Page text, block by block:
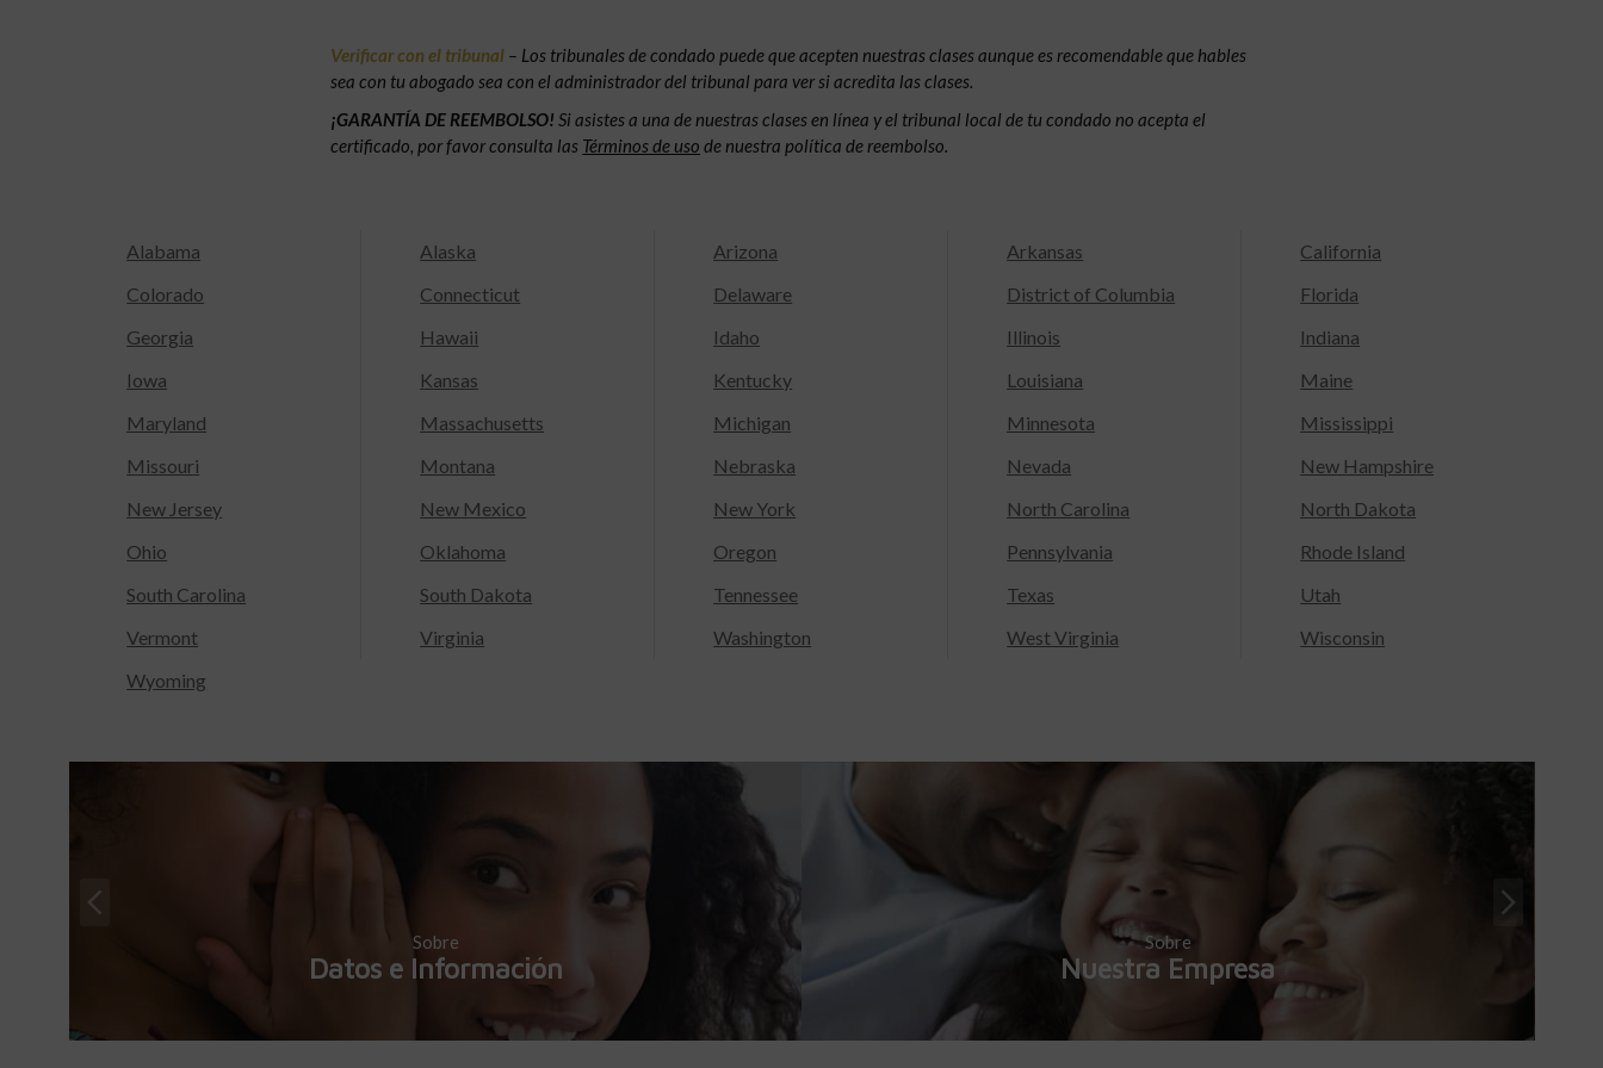
Verificar con el tribunal – Los tribunales de condado puede que acepten nuestras clases aunque es recomendable que hables
sea con tu abogado sea con el administrador del tribunal para ver si acredita las clases.
¡GARANTÍA DE REEMBOLSO! Si asistes a una de nuestras clases en línea y el tribunal local de tu condado no acepta el
certificado, por favor consulta las Términos de uso de nuestra política de reembolso.
Alabama Alaska Arizona Arkansas
California
Colorado
Connecticut Delaware District of Columbia
Florida
Georgia
Hawaii Idaho Illinois
Indiana
Iowa
Kansas Kentucky Louisiana
Maine
Maryland
Massachusetts Michigan Minnesota
Mississippi
Missouri
Montana Nebraska Nevada
New Hampshire
New Jersey
New Mexico New York North Carolina
North Dakota
Ohio
Oklahoma Oregon Pennsylvania
Rhode Island
South Carolina
South Dakota Tennessee Texas
Utah
Vermont
Virginia Washington West Virginia
Wisconsin
Wyoming
Sobre
Datos e Información
Sobre
Nuestra Empresa